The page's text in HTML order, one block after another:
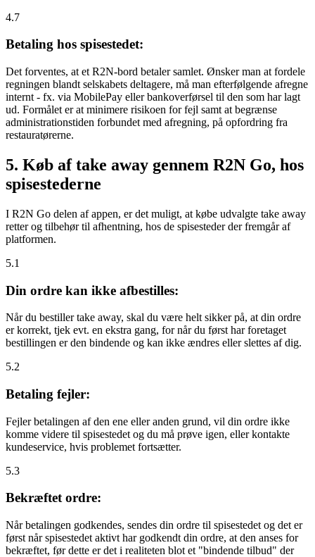
4.7
Betaling hos spisestedet:
Det forventes, at et R2N-bord betaler samlet. Ønsker man at fordele
regningen blandt selskabets deltagere, må man efterfølgende afregne
internt - fx. via MobilePay eller bankoverførsel til den som har lagt
ud. Formålet er at minimere risikoen for fejl samt at begrænse
administrationstiden forbundet med afregning, på opfordring fra
restauratørerne.
5. Køb af take away gennem R2N Go, hos
spisestederne
I R2N Go delen af appen, er det muligt, at købe udvalgte take away
retter og tilbehør til afhentning, hos de spisesteder der fremgår af
platformen.
5.1
Din ordre kan ikke afbestilles:
Når du bestiller take away, skal du være helt sikker på, at din ordre
er korrekt, tjek evt. en ekstra gang, for når du først har foretaget
bestillingen er den bindende og kan ikke ændres eller slettes af dig.
5.2
Betaling fejler:
Fejler betalingen af den ene eller anden grund, vil din ordre ikke
komme videre til spisestedet og du må prøve igen, eller kontakte
kundeservice, hvis problemet fortsætter.
5.3
Bekræftet ordre:
Når betalingen godkendes, sendes din ordre til spisestedet og det er
først når spisestedet aktivt har godkendt din ordre, at den anses for
bekræftet, før dette er det i realiteten blot et "bindende tilbud" der